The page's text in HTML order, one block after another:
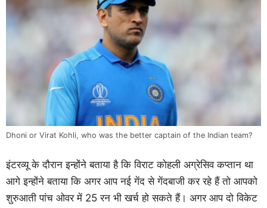
Dhoni or Virat Kohli, who was the better captain of the Indian team?
इंटरव्यू के दौरान इन्होंने बताया है कि विराट कोहली अग्रेसिव कप्तान था
आगे इन्होंने बताया कि अगर आप नई गेंद से गेंदबाजी कर रहे हैं तो आपको
शुरुआती पांच ओवर में 25 रन भी खर्च हो सकते हैं। अगर आप दो विकेट